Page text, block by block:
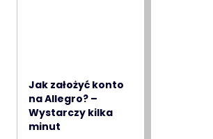
Jak założyć konto
na Allegro? –
Wystarczy kilka
minut